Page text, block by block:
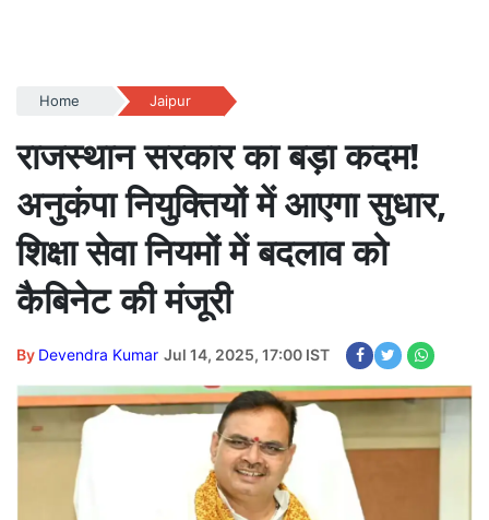
Home Jaipur
राजस्थान सरकार का बड़ा कदम!
अनुकंपा नियुक्तियों में आएगा सुधार,
शिक्षा सेवा नियमों में बदलाव को
कैबिनेट की मंजूरी
By Devendra Kumar Jul 14, 2025, 17:00 IST